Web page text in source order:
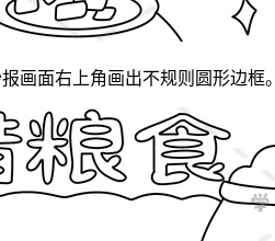
面右上角画出不规则圆形边框。